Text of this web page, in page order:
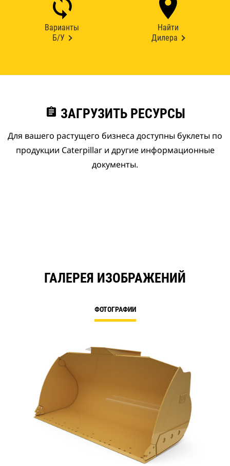
Варианты
Б/У
Найти
Дилера
assignment ЗАГРУЗИТЬ РЕСУРСЫ
Для вашего растущего бизнеса доступны буклеты по
продукции Caterpillar и другие информационные
документы.
ГАЛЕРЕЯ ИЗОБРАЖЕНИЙ
ФОТОГРАФИИ